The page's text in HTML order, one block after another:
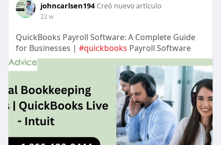
johncarlsen194 Creó nuevo artículo
22 w
QuickBooks Payroll Software: A Complete Guide
for Businesses | #quickbooks Payroll Software